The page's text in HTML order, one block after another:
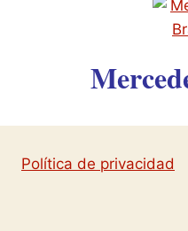
Política de privacidad